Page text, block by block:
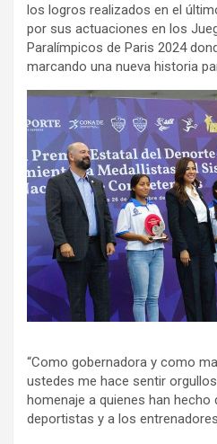
los logros realizados en el
por sus actuaciones en los
Paralímpicos de Paris 2024
marcando una nueva historia
“Como gobernadora y como
ustedes me hace sentir
homenaje a quienes han
deportistas y a los